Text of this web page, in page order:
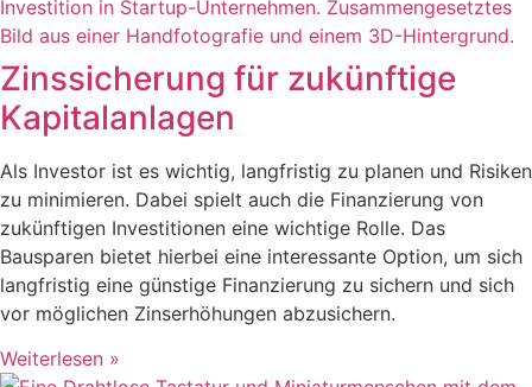
Zinssicherung für zukünftige
Kapitalanlagen
Als Investor ist es wichtig, langfristig zu planen und Risiken
zu minimieren. Dabei spielt auch die Finanzierung von
zukünftigen Investitionen eine wichtige Rolle. Das
Bausparen bietet hierbei eine interessante Option, um sich
langfristig eine günstige Finanzierung zu sichern und sich
vor möglichen Zinserhöhungen abzusichern.
Weiterlesen »